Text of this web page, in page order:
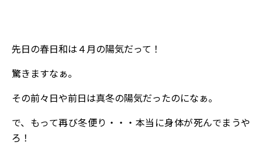
先日の春日和は４月の陽気だって！
驚きますなぁ。
その前々日や前日は真冬の陽気だったのになぁ。
で、もって再び冬便り・・・本当に身体が死んでまうや
ろ！